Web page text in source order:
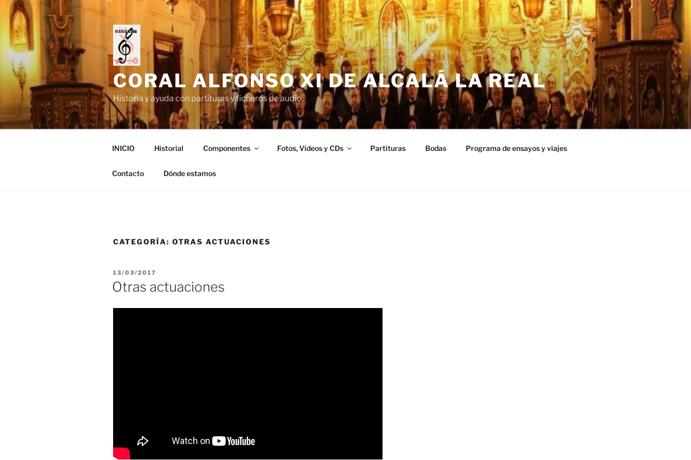
Saltar
contenido
CORAL ALFONSO XI DE ALCALÁ LA REAL
Historia y ayuda con partituras y ficheros de audio.
INICIO Historial Componentes Fotos, Vídeos y CDs Partituras Bodas Programa de ensayos y viajes
Contacto Dónde estamos
CATEGORÍA: OTRAS ACTUACIONES
PUBLICADO
EL
13/03/2017
Otras actuaciones